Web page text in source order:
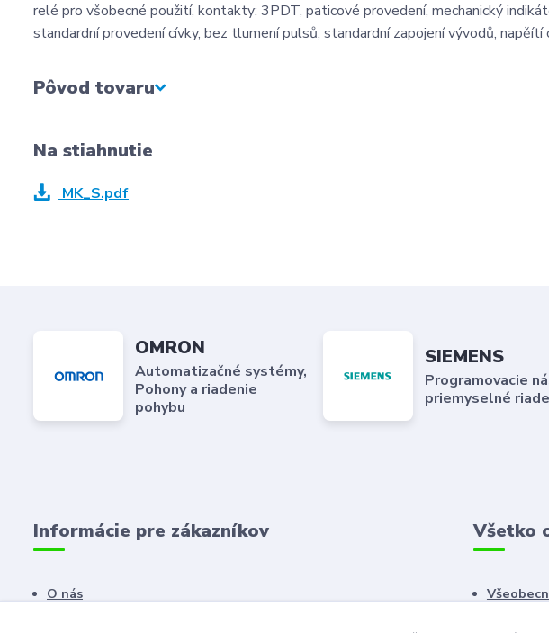
relé pro všobecné použití, kontakty: 3PDT, paticové provedení, mechanický
standardní provedení cívky, bez tlumení pulsů, standardní zapojení vývodů, napěítí
Pôvod tovaru
Na stiahnutie
MK_S.pdf
OMRON
Automatizačné systémy,
Pohony a riadenie
pohybu
SIEMENS
Programovacie
priemyselné
Informácie pre zákazníkov
O nás
Všetko